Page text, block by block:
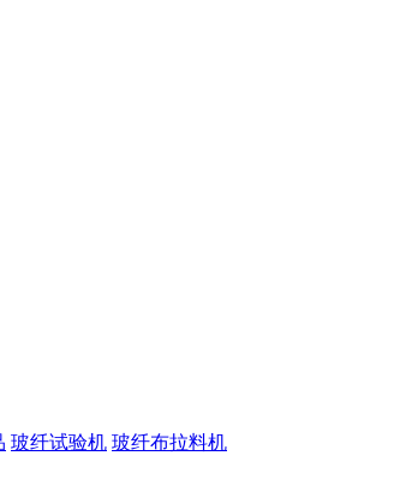
玻纤试验机 玻纤布拉料机